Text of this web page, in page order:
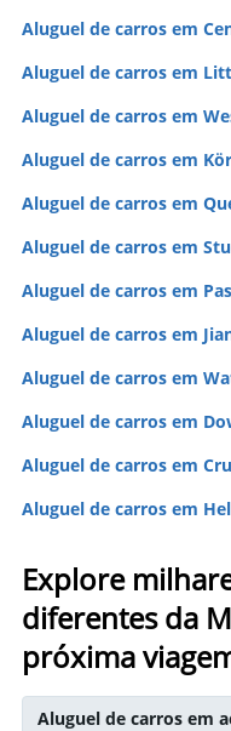
Aluguel de carros em
Aluguel de carros em
Aluguel de carros em
Aluguel de carros em
Aluguel de carros em
Aluguel de carros em
Aluguel de carros em
Aluguel de carros em
Aluguel de carros em
Aluguel de carros em
Aluguel de carros em
Aluguel de carros em
Explore
diferentes da
próxima
Aluguel de carros em